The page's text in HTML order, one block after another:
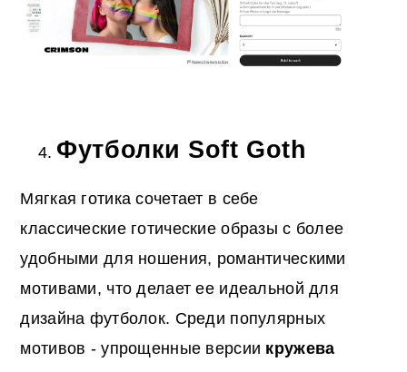
Футболки Soft Goth
Мягкая готика сочетает в себе
классические готические образы с более
удобными для ношения, романтическими
мотивами, что делает ее идеальной для
дизайна футболок. Среди популярных
мотивов - упрощенные версии кружева